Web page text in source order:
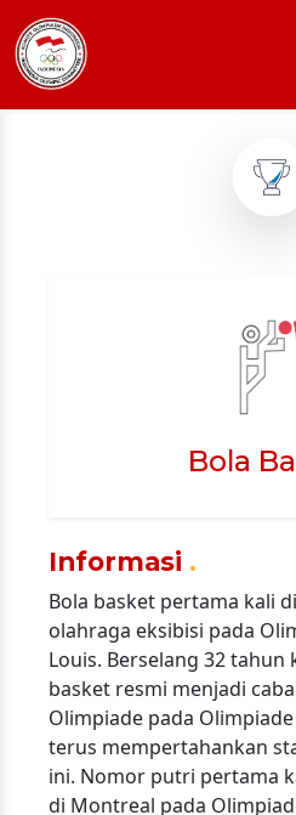
Bola
Informasi
Bola basket pertama kali
olahraga eksibisi pada
Louis. Berselang 32 tahun
basket resmi menjadi
Olimpiade pada
terus mempertahankan
ini. Nomor putri pertama
di Montreal pada